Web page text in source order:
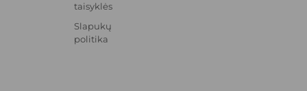
taisyklės
Slapukų
politika